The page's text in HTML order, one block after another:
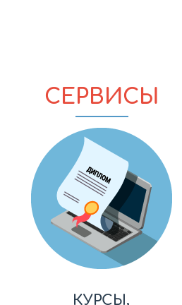
СЕРВИСЫ
КУРСЫ,